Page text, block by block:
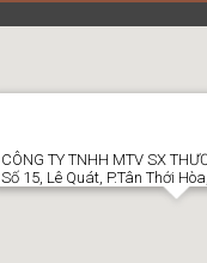
CÔNG TY TNHH MTV SX
Số 15, Lê Quát, P.Tân Thới